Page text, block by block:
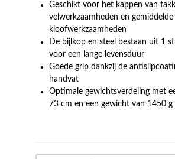
Geschikt voor het kappen van
velwerkzaamheden en gemiddelde
kloofwerkzaamheden
De bijlkop en steel bestaan uit 1
voor een lange levensduur
Goede grip dankzij de
handvat
Optimale gewichtsverdeling met
73 cm en een gewicht van 1450 g